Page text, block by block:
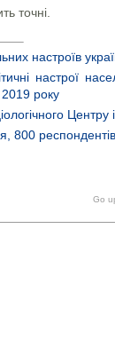
точні.
настроїв
настрої
2019 року
800 респондентів
Go